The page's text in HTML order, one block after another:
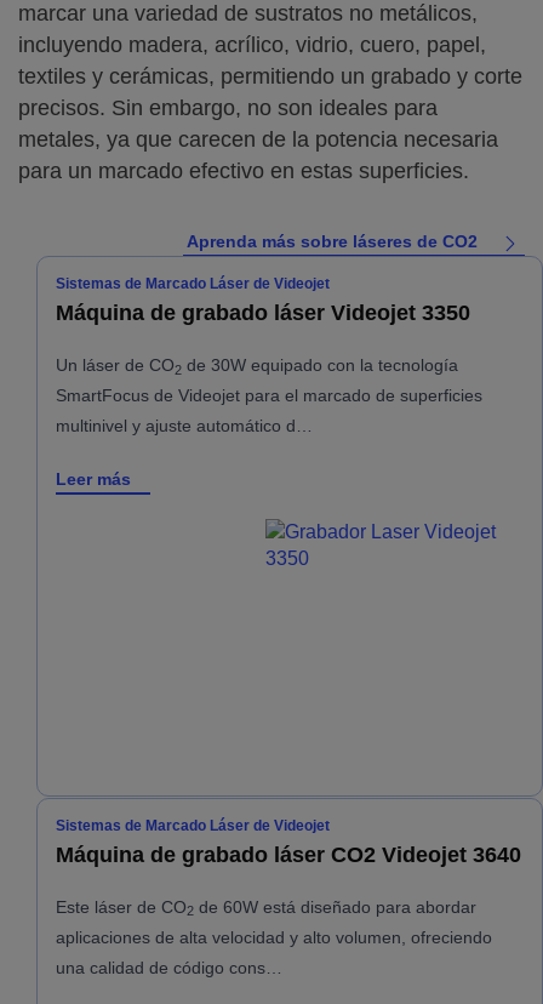
marcar una variedad de sustratos no metálicos,
incluyendo madera, acrílico, vidrio, cuero, papel,
textiles y cerámicas, permitiendo un grabado y corte
precisos. Sin embargo, no son ideales para
metales, ya que carecen de la potencia necesaria
para un marcado efectivo en estas superficies.
Aprenda más sobre láseres de CO2
Sistemas de Marcado Láser de Videojet
Máquina de grabado láser Videojet 3350
Un láser de CO2 de 30W equipado con la tecnología
SmartFocus de Videojet para el marcado de superficies
multinivel y ajuste automático d…
Leer más
Sistemas de Marcado Láser de Videojet
Máquina de grabado láser CO2 Videojet 3640
Este láser de CO2 de 60W está diseñado para abordar
aplicaciones de alta velocidad y alto volumen, ofreciendo
una calidad de código cons…